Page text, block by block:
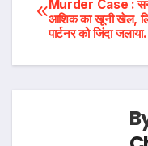
Murder Case :
आशिक का खूनी खेल,
पार्टनर को जिंदा